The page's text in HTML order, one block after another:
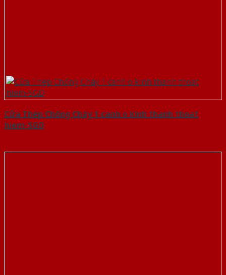
Cửa Thép Chống Cháy 1 canh o kinh thanh thoat
hiem-SGD